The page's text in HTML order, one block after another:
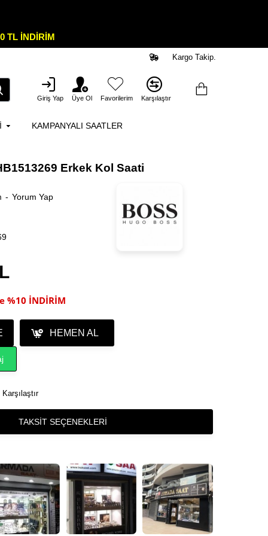
TL İNDİRİM
Kargo Takip.
Giriş Yap Üye Ol Favorilerim Karşılaştır
KAMPANYALI SAATLER
Erkek Kol Saati
- Yorum Yap
%10 İNDİRİM
HEMEN AL
Karşılaştır
TAKSIT SEÇENEKLERI